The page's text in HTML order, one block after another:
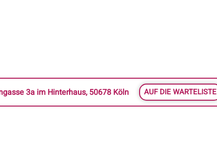
3a im Hinterhaus, 50678 Köln AUF DIE WARTELISTE